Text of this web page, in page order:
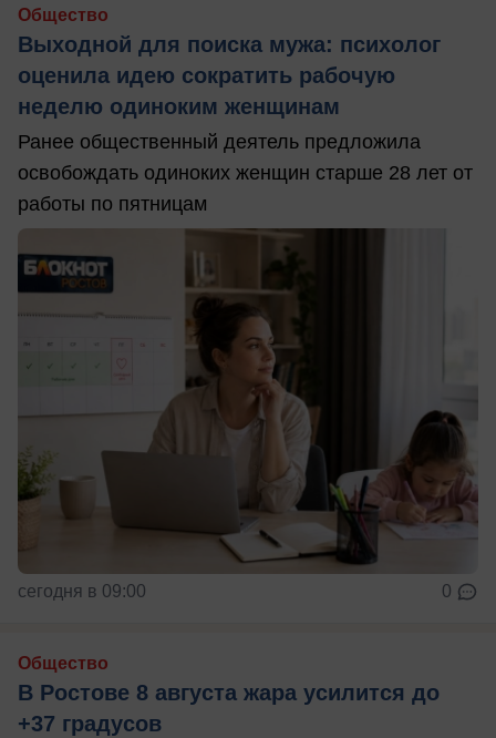
Общество
Выходной для поиска мужа: психолог
оценила идею сократить рабочую
неделю одиноким женщинам
Ранее общественный деятель предложила
освобождать одиноких женщин старше 28 лет от
работы по пятницам
сегодня в 09:00 0
Общество
В Ростове 8 августа жара усилится до
+37 градусов